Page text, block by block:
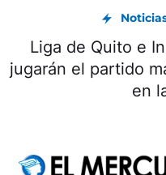
de salud y
en este feriado